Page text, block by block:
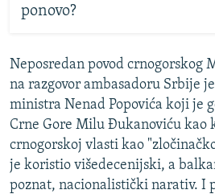
ponovo?
Neposredan povod crnogorskog
na razgovor ambasadoru Srbije
ministra Nenad Popovića koji je
Crne Gore Milu Đukanoviću kao
crnogorskoj vlasti kao
je koristio višedecenijski, a
poznat, nacionalistički narativ. I